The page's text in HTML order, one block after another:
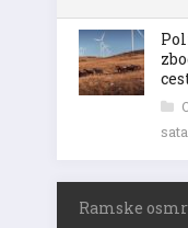
sata
Ramske